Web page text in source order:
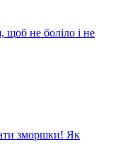
щоб не боліло і не
зморшки! Як